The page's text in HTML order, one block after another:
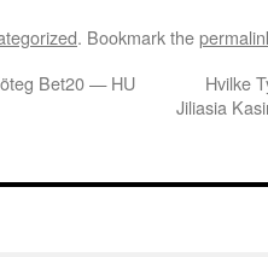
. Bookmark the
Bet20 — HU
Hvilke
Jiliasia